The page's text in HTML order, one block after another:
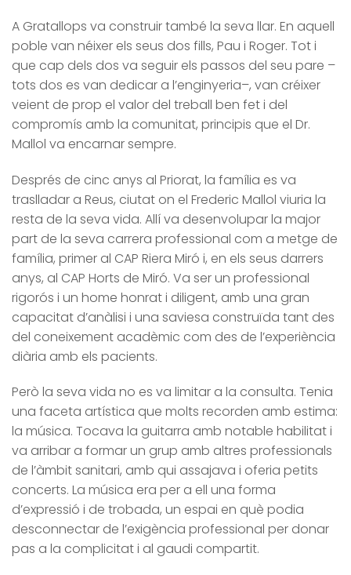
A Gratallops va construir també la seva llar. En aquell
poble van néixer els seus dos fills, Pau i Roger. Tot i
que cap dels dos va seguir els passos del seu pare –
tots dos es van dedicar a l’enginyeria–, van créixer
veient de prop el valor del treball ben fet i del
compromís amb la comunitat, principis que el Dr.
Mallol va encarnar sempre.
Després de cinc anys al Priorat, la família es va
traslladar a Reus, ciutat on el Frederic Mallol viuria la
resta de la seva vida. Allí va desenvolupar la major
part de la seva carrera professional com a metge de
família, primer al CAP Riera Miró i, en els seus darrers
anys, al CAP Horts de Miró. Va ser un professional
rigorós i un home honrat i diligent, amb una gran
capacitat d’anàlisi i una saviesa construïda tant des
del coneixement acadèmic com des de l’experiència
diària amb els pacients.
Però la seva vida no es va limitar a la consulta. Tenia
una faceta artística que molts recorden amb estima:
la música. Tocava la guitarra amb notable habilitat i
va arribar a formar un grup amb altres professionals
de l’àmbit sanitari, amb qui assajava i oferia petits
concerts. La música era per a ell una forma
d’expressió i de trobada, un espai en què podia
desconnectar de l’exigència professional per donar
pas a la complicitat i al gaudi compartit.